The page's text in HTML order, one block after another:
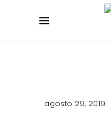
agosto 29, 2019